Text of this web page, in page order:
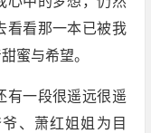
看看那一本已被我
蜜与希望。
有一段很遥远很遥
、萧红姐姐为目